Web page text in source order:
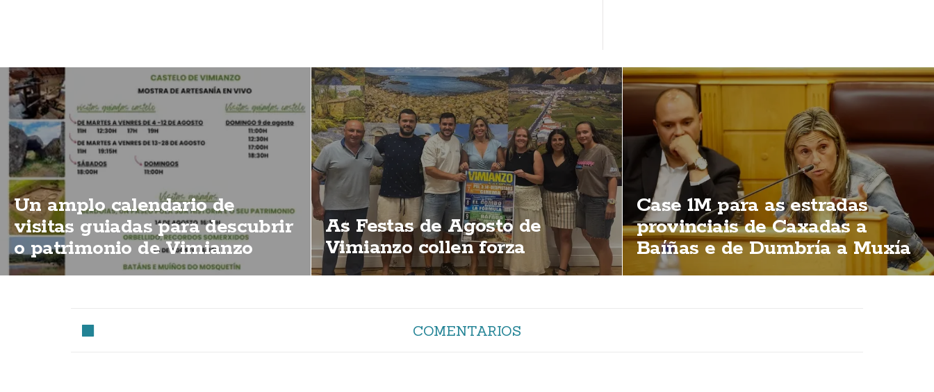
Un amplo calendario de
visitas guiadas para descubrir
o patrimonio de Vimianzo
As Festas de Agosto de
Vimianzo collen forza
Case 1M para as estradas
provinciais de Caxadas a
Baíñas e de Dumbría a Muxía
COMENTARIOS